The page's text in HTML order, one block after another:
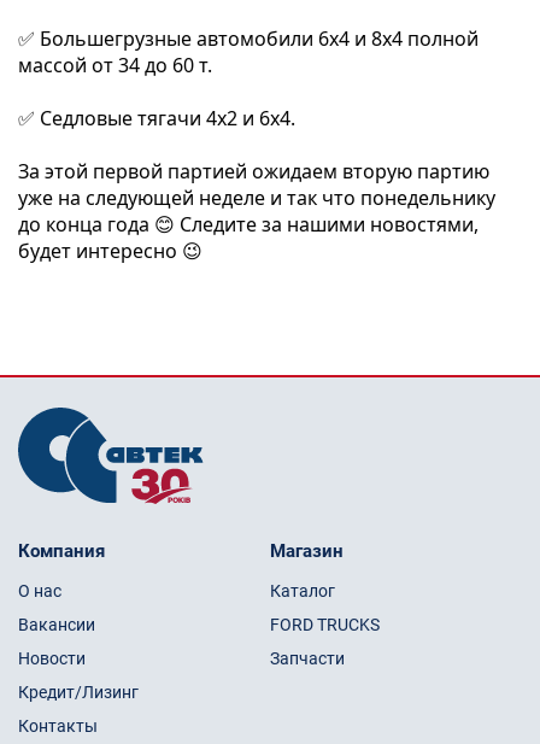
✅ Большегрузные автомобили 6х4 и 8х4 полной
массой от 34 до 60 т.
✅ Седловые тягачи 4х2 и 6х4.
За этой первой партией ожидаем вторую партию
уже на следующей неделе и так что понедельнику
до конца года 😊 Следите за нашими новостями,
будет интересно 😉
Компания
О нас
Вакансии
Новости
Кредит/Лизинг
Контакты
Магазин
Каталог
FORD TRUCKS
Запчасти